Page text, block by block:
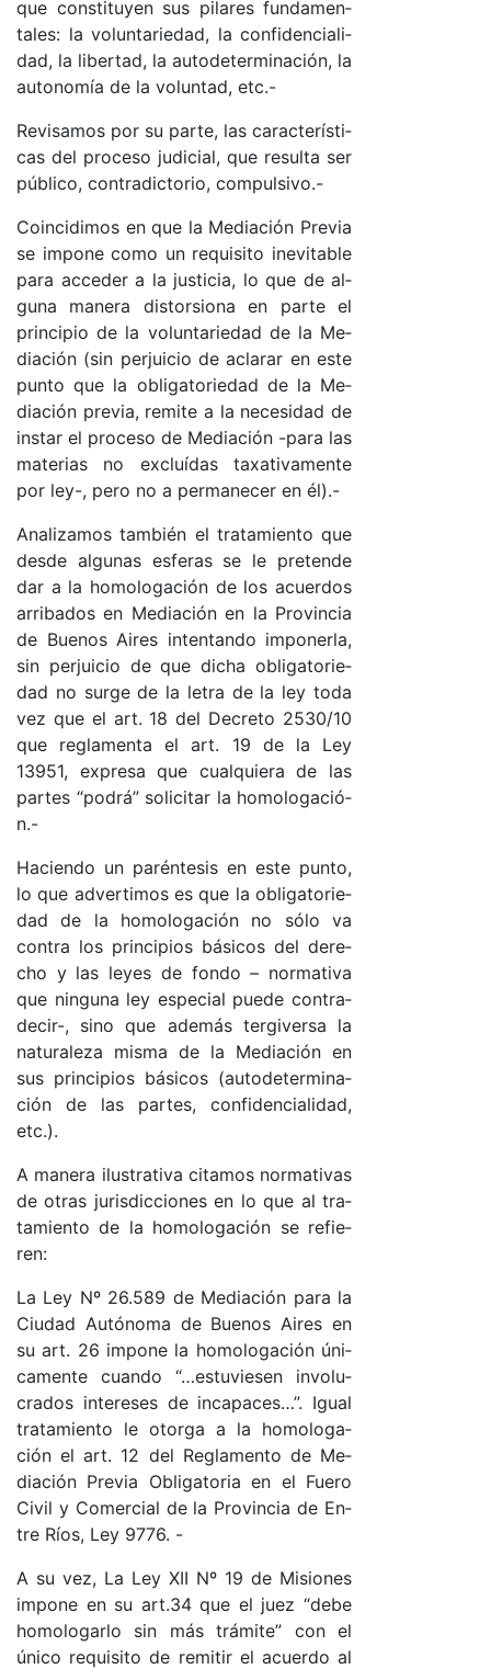
que cons­ti­tu­yen sus pi­la­res fun­da­men­
ta­le­s: la vo­lun­ta­rie­da­d, la con­fi­den­cia­li­
da­d, la li­ber­ta­d, la au­to­de­ter­mi­na­ció­n, la
au­to­no­mía de la vo­lun­ta­d, etc.-
Re­vi­sa­mos por su par­te, las ca­rac­te­rís­ti­
cas del pro­ce­so ju­di­cia­l, que re­sul­ta ser
pú­bli­co, contra­dic­to­rio, com­pul­si­vo­.-
Coin­ci­di­mos en que la Me­dia­ción Pre­via
se im­po­ne co­mo un re­qui­si­to ine­vi­ta­ble
pa­ra ac­ce­der a la jus­ti­cia, lo que de al­
gu­na ma­ne­ra dis­tor­sio­na en par­te el
prin­ci­pio de la vo­lun­ta­rie­dad de la Me­
dia­ción (sin per­jui­cio de acla­rar en es­te
pun­to que la obli­ga­to­rie­dad de la Me­
dia­ción pre­via, re­mi­te a la ne­ce­si­dad de
ins­tar el pro­ce­so de Me­dia­ción -pa­ra las
ma­te­rias no ex­cluí­das ta­xa­ti­va­men­te
por le­y-, pe­ro no a per­ma­ne­cer en él).-
Ana­li­za­mos tam­bién el tra­ta­mien­to que
des­de al­gu­nas es­fe­ras se le pre­ten­de
dar a la ho­mo­lo­ga­ción de los acuer­dos
arri­ba­dos en Me­dia­ción en la Pro­vin­cia
de Bue­nos Ai­res in­ten­tan­do im­po­ner­la,
sin per­jui­cio de que di­cha obli­ga­to­rie­
dad no sur­ge de la le­tra de la ley to­da
vez que el ar­t. 18 del De­cre­to 2530/10
que re­gla­men­ta el ar­t. 19 de la Ley
13951, ex­pre­sa que cual­quie­ra de las
par­tes “po­drá” so­li­ci­tar la ho­mo­lo­ga­ció­
n.-
Ha­cien­do un pa­rén­te­sis en es­te pun­to,
lo que ad­ver­ti­mos es que la obli­ga­to­rie­
dad de la ho­mo­lo­ga­ción no só­lo va
contra los prin­ci­pios bá­si­cos del de­re­
cho y las le­yes de fon­do – nor­ma­ti­va
que nin­gu­na ley es­pe­cial pue­de contra­
de­ci­r-, sino que ade­más ter­gi­ver­sa la
na­tu­ra­le­za mis­ma de la Me­dia­ción en
sus prin­ci­pios bá­si­cos (au­to­de­ter­mi­na­
ción de las par­tes, con­fi­den­cia­li­da­d,
etc.).
A ma­ne­ra ilus­tra­ti­va ci­ta­mos nor­ma­ti­vas
de otras ju­ris­dic­cio­nes en lo que al tra­
ta­mien­to de la ho­mo­lo­ga­ción se re­fie­
ren:
La Ley Nº 26.589 de Me­dia­ción pa­ra la
Ciu­dad Au­tó­no­ma de Bue­nos Ai­res en
su ar­t. 26 im­po­ne la ho­mo­lo­ga­ción úni­
ca­men­te cuan­do “…es­tu­vie­sen in­vo­lu­
cra­dos in­te­re­ses de in­ca­pa­ce­s…”. Igual
tra­ta­mien­to le otor­ga a la ho­mo­lo­ga­
ción el ar­t. 12 del Re­gla­men­to de Me­
dia­ción Pre­via Obli­ga­to­ria en el Fue­ro
Ci­vil y Co­mer­cial de la Pro­vin­cia de En­
tre Río­s, Ley 9776. -
A su ve­z, La Ley XII Nº 19 de Mi­sio­nes
im­po­ne en su ar­t.34 que el juez “de­be
ho­mo­lo­gar­lo sin más trá­mi­te” con el
úni­co re­qui­si­to de re­mi­tir el acuer­do al